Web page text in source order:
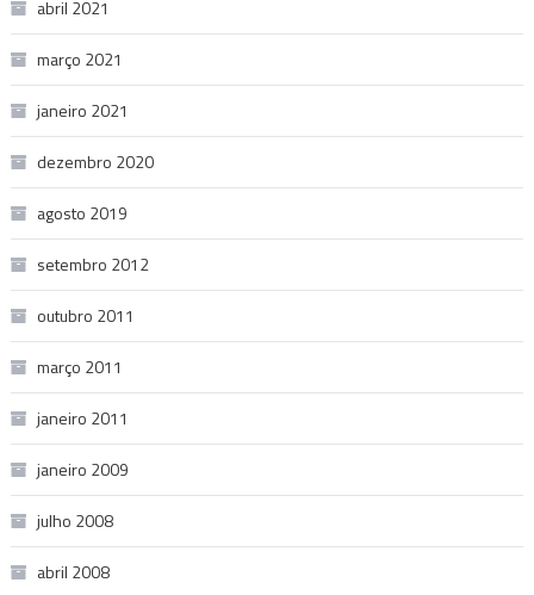
abril 2021
março 2021
janeiro 2021
dezembro 2020
agosto 2019
setembro 2012
outubro 2011
março 2011
janeiro 2011
janeiro 2009
julho 2008
abril 2008